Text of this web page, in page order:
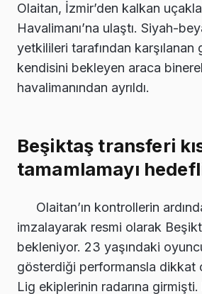
Olaitan, İzmir’den kalkan
Havalimanı’na ulaştı. Siyah-
yetkilileri tarafından karşılanan
kendisini bekleyen araca
havalimanından ayrıldı.
Beşiktaş transferi
tamamlamayı
Olaitan’ın kontrollerin
imzalayarak resmi olarak
bekleniyor. 23 yaşındaki
gösterdiği performansla dikkat
Lig ekiplerinin radarına girmişti.